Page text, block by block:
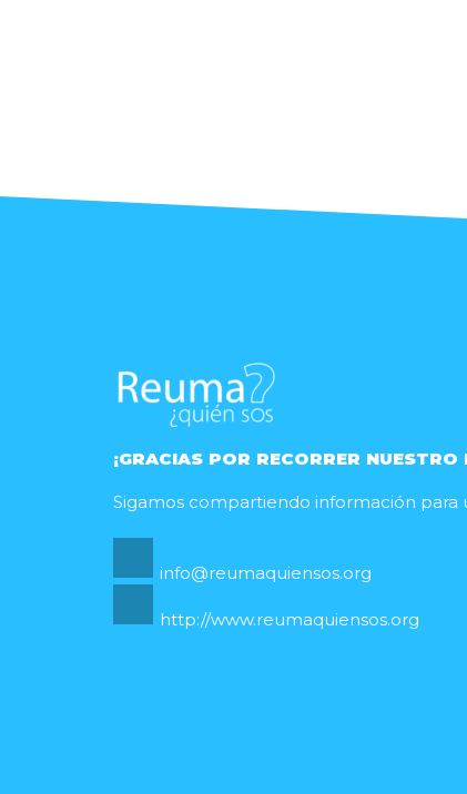
¡GRACIAS POR RECORRER
Sigamos compartiendo información para
info@reumaquiensos.org
http://www.reumaquiensos.org